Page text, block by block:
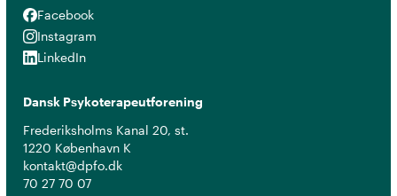
Facebook
Facebook
Instagram
Instagram
LinkedIn
LinkedIn
Dansk Psykoterapeutforening
Frederiksholms Kanal 20, st.
1220 København K
kontakt@dpfo.dk
70 27 70 07